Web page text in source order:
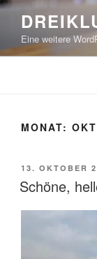
Eine weitere
MONAT:
13. OKTOBER
Schöne,